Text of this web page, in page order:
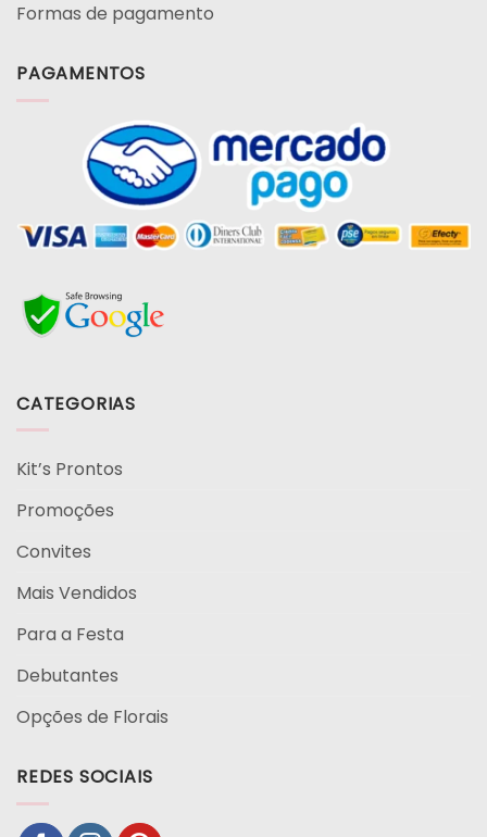
Formas de pagamento
PAGAMENTOS
CATEGORIAS
Kit’s Prontos
Promoções
Convites
Mais Vendidos
Para a Festa
Debutantes
Opções de Florais
REDES SOCIAIS